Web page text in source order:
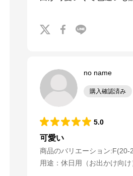
no name
購入確認済み
5.0
可愛い
商品のバリエーション:F(20-
用途 ： 休日用（お出かけ向け